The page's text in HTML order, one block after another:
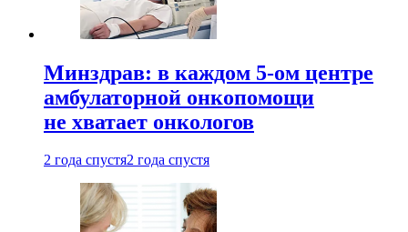
Минздрав: в каждом 5-ом центре
амбулаторной онкопомощи
не хватает онкологов
2 года спустя2 года спустя